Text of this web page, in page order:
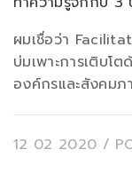
ผมเชื่อว่า
บ่มเพาะการเติบโ
องค์กรและสังคมภ
12 02 2020 /